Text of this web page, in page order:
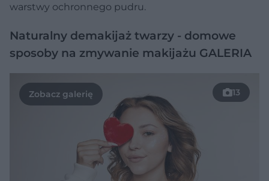
warstwy ochronnego pudru.
Naturalny demakijaż twarzy - domowe
sposoby na zmywanie makijażu GALERIA
13